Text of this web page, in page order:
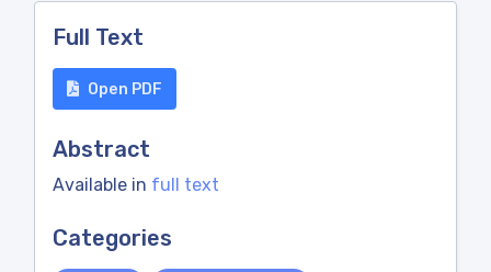
Full Text
Open PDF
Abstract
Available in full text
Categories